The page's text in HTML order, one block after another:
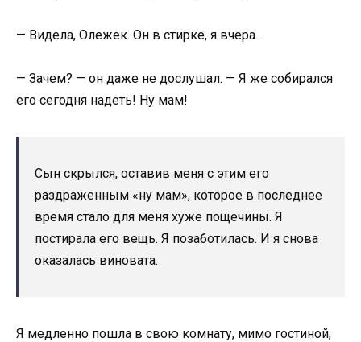
— Видела, Олежек. Он в стирке, я вчера…
— Зачем? — он даже не дослушал. — Я же собирался
его сегодня надеть! Ну мам!
Сын скрылся, оставив меня с этим его
раздраженным «ну мам», которое в последнее
время стало для меня хуже пощечины. Я
постирала его вещь. Я позаботилась. И я снова
оказалась виновата.
Я медленно пошла в свою комнату, мимо гостиной,